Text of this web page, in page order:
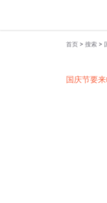
首页 > 搜索 >
国庆节要